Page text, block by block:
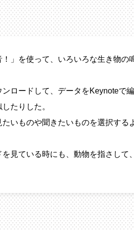
」を使って、いろいろな生き物
ロードして、データをKeynote
たりした。
いものや聞きたいものを選択す
見ている時にも、動物を指さし